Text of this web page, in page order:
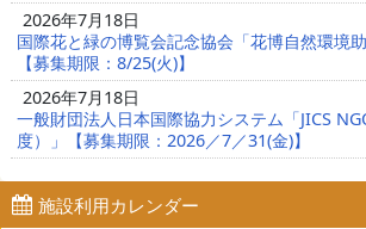
2026年7月18日
国際花と緑の博覧会記念協会「花博自然環境
【募集期限：8/25(火)】
2026年7月18日
一般財団法人日本国際協力システム「JICS
度）」【募集期限：2026／7／31(金)】
施設利用カレンダー